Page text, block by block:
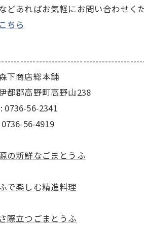
どあればお気軽にお問い合わせく
ちら
下商店総本舗
都郡高野町高野山238
0736-56-2341
0736-56-4919
の新鮮なごまとうふ
で楽しむ精進料理
際立つごまとうふ